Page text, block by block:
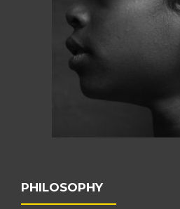
PHILOSOPHY